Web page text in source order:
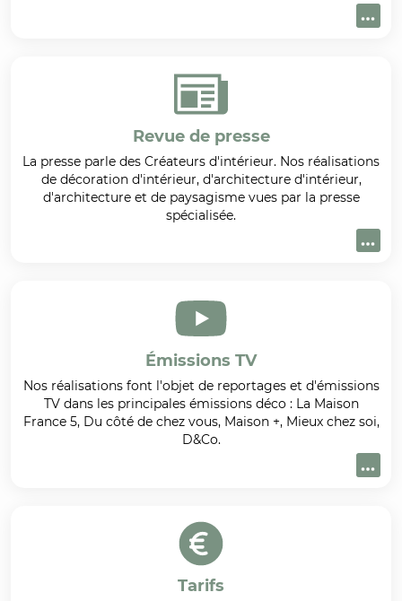
Revue de presse
La presse parle des Créateurs d'intérieur. Nos réalisations
de décoration d'intérieur, d'architecture d'intérieur,
d'architecture et de paysagisme vues par la presse
spécialisée.
Émissions TV
Nos réalisations font l'objet de reportages et d'émissions
TV dans les principales émissions déco : La Maison
France 5, Du côté de chez vous, Maison +, Mieux chez soi,
D&Co.
Tarifs